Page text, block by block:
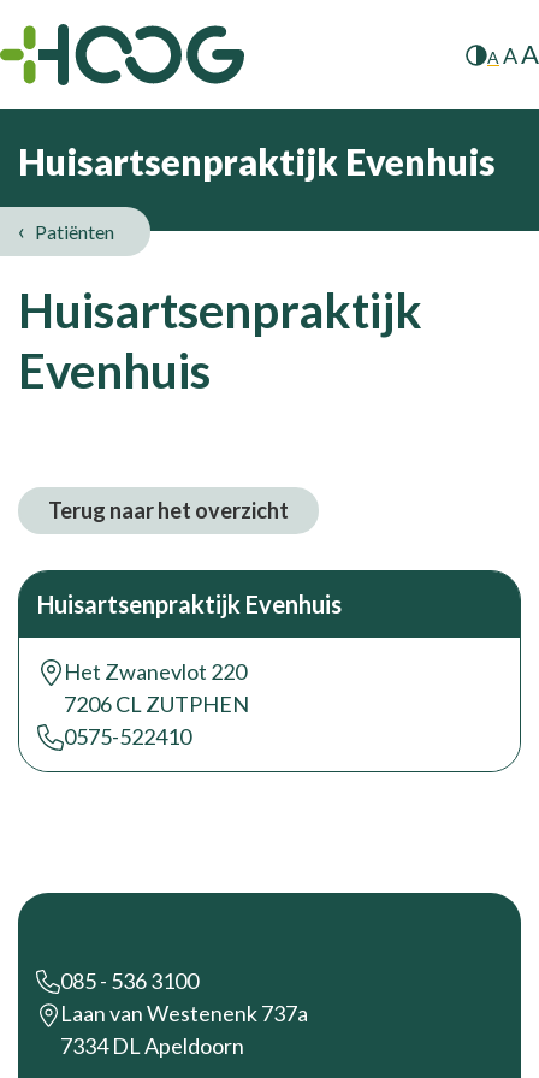
A AA
Huisartsenpraktijk Evenhuis
Patiënten
Huisartsenpraktijk
Evenhuis
Terug naar het overzicht
Huisartsenpraktijk Evenhuis
Het Zwanevlot 220
7206 CL ZUTPHEN
0575-522410
Footer
085 - 536 3100
Laan van Westenenk 737a
7334 DL Apeldoorn